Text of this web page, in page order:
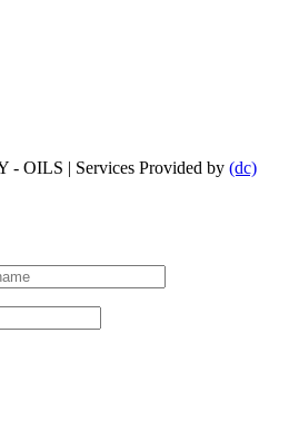
OILS | Services Provided by (dc)